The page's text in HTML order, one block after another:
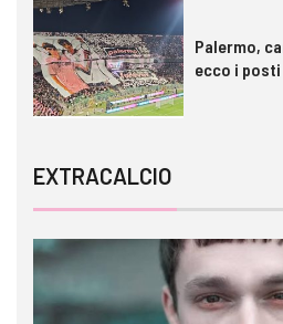
Palermo,
ecco i
EXTRACALCIO